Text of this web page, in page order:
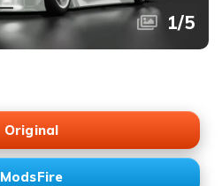
1/5
Original
ModsFire